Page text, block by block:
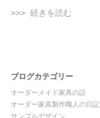
>>> 続きを読む
navigation
ブログカテゴリー
オーダーメイド家具の話
オーダー家具製作職人の日記
サンプルデザイン